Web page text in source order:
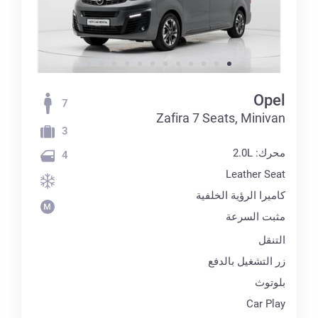
Opel
Zafira 7 Seats, Minivan
محرك: 2.0L
Leather Seat
كاميرا الرؤية الخلفية
مثبت السرعة
التنقل
زر التشغيل بالدفع
بلوتوث
Car Play
7
3
4